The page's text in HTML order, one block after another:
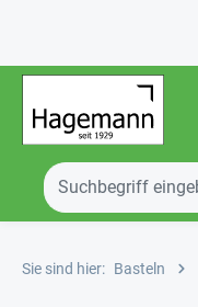
Sie sind hier: Basteln